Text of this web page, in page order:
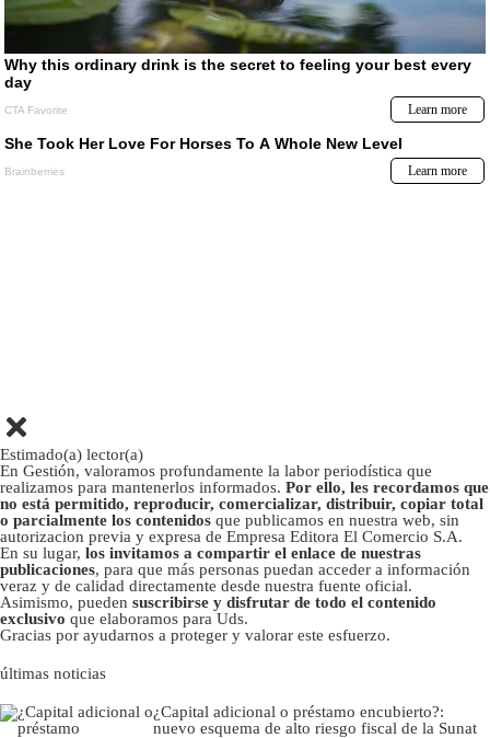
Estimado(a) lector(a)
En Gestión, valoramos profundamente la labor periodística que
realizamos para mantenerlos informados. Por ello, les recordamos que
no está permitido, reproducir, comercializar, distribuir, copiar total
o parcialmente los contenidos que publicamos en nuestra web, sin
autorizacion previa y expresa de Empresa Editora El Comercio S.A.
En su lugar, los invitamos a compartir el enlace de nuestras
publicaciones, para que más personas puedan acceder a información
veraz y de calidad directamente desde nuestra fuente oficial.
Asimismo, pueden suscribirse y disfrutar de todo el contenido
exclusivo que elaboramos para Uds.
Gracias por ayudarnos a proteger y valorar este esfuerzo.
últimas noticias
¿Capital adicional o préstamo encubierto?:
nuevo esquema de alto riesgo fiscal de la Sunat